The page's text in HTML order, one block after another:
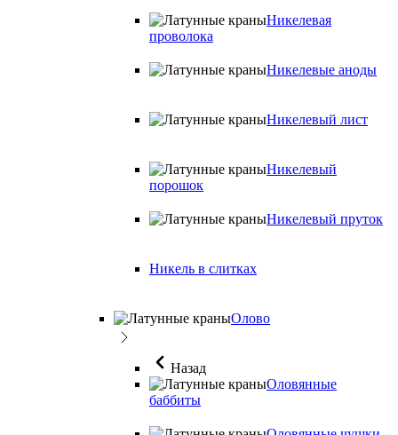
Никелевая
проволока
Никелевые аноды
Никелевый лист
Никелевый
порошок
Никелевый пруток
Никель в слитках
Олово
Назад
Оловянные
баббиты